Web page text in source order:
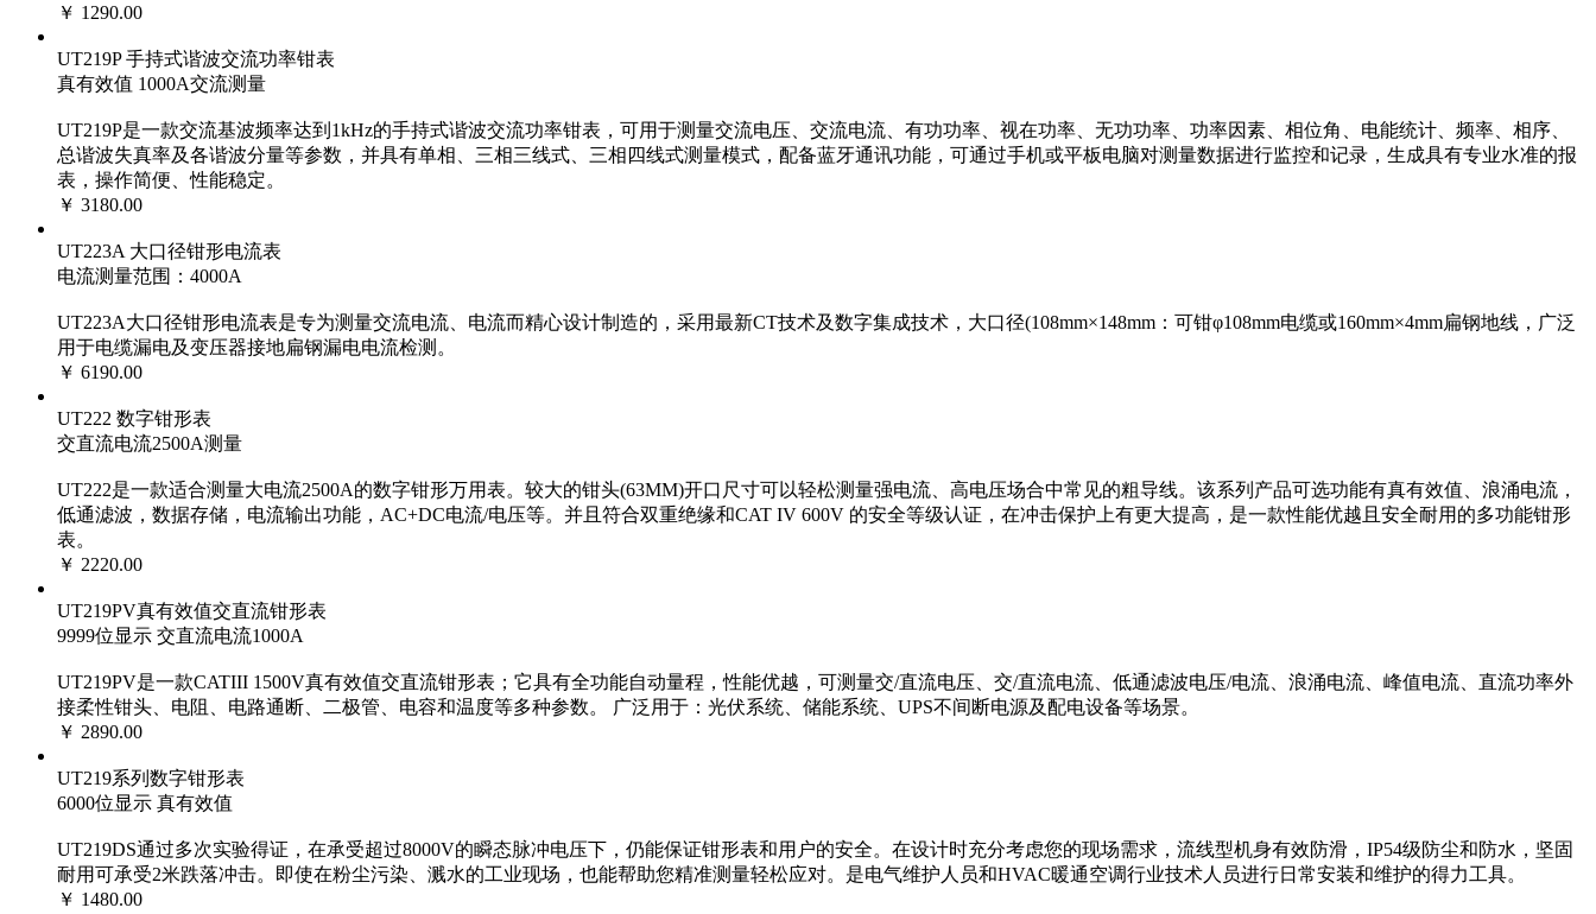
￥ 1290.00
UT219P 手持式谐波交流功率钳表
真有效值 1000A交流测量
UT219P是一款交流基波频率达到1kHz的手持式谐波交流功率钳表，可用于测量交流电压、交流电流、有功功率、视在功率、无功功率、功率因素、相位角、电能统计、频率、相序、
总谐波失真率及各谐波分量等参数，并具有单相、三相三线式、三相四线式测量模式，配备蓝牙通讯功能，可通过手机或平板电脑对测量数据进行监控和记录，生成具有专业水准的报
表，操作简便、性能稳定。
￥ 3180.00
UT223A 大口径钳形电流表
电流测量范围：4000A
UT223A大口径钳形电流表是专为测量交流电流、电流而精心设计制造的，采用最新CT技术及数字集成技术，大口径(108mm×148mm：可钳φ108mm电缆或160mm×4mm扁钢地线，广泛
用于电缆漏电及变压器接地扁钢漏电电流检测。
￥ 6190.00
UT222 数字钳形表
交直流电流2500A测量
UT222是一款适合测量大电流2500A的数字钳形万用表。较大的钳头(63MM)开口尺寸可以轻松测量强电流、高电压场合中常见的粗导线。该系列产品可选功能有真有效值、浪涌电流，
低通滤波，数据存储，电流输出功能，AC+DC电流/电压等。并且符合双重绝缘和CAT IV 600V 的安全等级认证，在冲击保护上有更大提高，是一款性能优越且安全耐用的多功能钳形
表。
￥ 2220.00
UT219PV真有效值交直流钳形表
9999位显示 交直流电流1000A
UT219PV是一款CATIII 1500V真有效值交直流钳形表；它具有全功能自动量程，性能优越，可测量交/直流电压、交/直流电流、低通滤波电压/电流、浪涌电流、峰值电流、直流功率外
接柔性钳头、电阻、电路通断、二极管、电容和温度等多种参数。 广泛用于：光伏系统、储能系统、UPS不间断电源及配电设备等场景。
￥ 2890.00
UT219系列数字钳形表
6000位显示 真有效值
UT219DS通过多次实验得证，在承受超过8000V的瞬态脉冲电压下，仍能保证钳形表和用户的安全。在设计时充分考虑您的现场需求，流线型机身有效防滑，IP54级防尘和防水，坚固
耐用可承受2米跌落冲击。即使在粉尘污染、溅水的工业现场，也能帮助您精准测量轻松应对。是电气维护人员和HVAC暖通空调行业技术人员进行日常安装和维护的得力工具。
￥ 1480.00